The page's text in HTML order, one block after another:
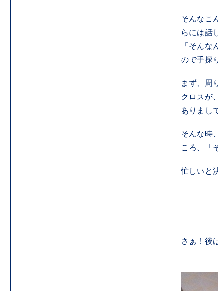
そんなこ
らには話
「そん
ので手探
まず、周
クロスが
ありまし
そんな時
ころ、「
忙しいと
さぁ！後